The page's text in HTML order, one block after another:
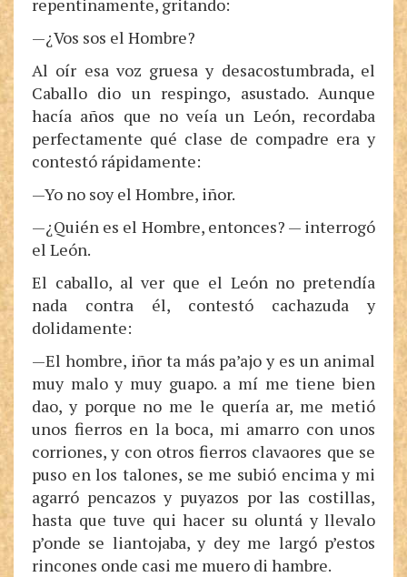
repentinamente, gritando:
—¿Vos sos el Hombre?
Al oír esa voz gruesa y desacostumbrada, el
Caballo dio un respingo, asustado. Aunque
hacía años que no veía un León, recordaba
perfectamente qué clase de compadre era y
contestó rápidamente:
—Yo no soy el Hombre, iñor.
—¿Quién es el Hombre, entonces? — interrogó
el León.
El caballo, al ver que el León no pretendía
nada contra él, contestó cachazuda y
dolidamente:
—El hombre, iñor ta más pa’ajo y es un animal
muy malo y muy guapo. a mí me tiene bien
dao, y porque no me le quería ar, me metió
unos fierros en la boca, mi amarro con unos
corriones, y con otros fierros clavaores que se
puso en los talones, se me subió encima y mi
agarró pencazos y puyazos por las costillas,
hasta que tuve qui hacer su oluntá y llevalo
p’onde se liantojaba, y dey me largó p’estos
rincones onde casi me muero di hambre.